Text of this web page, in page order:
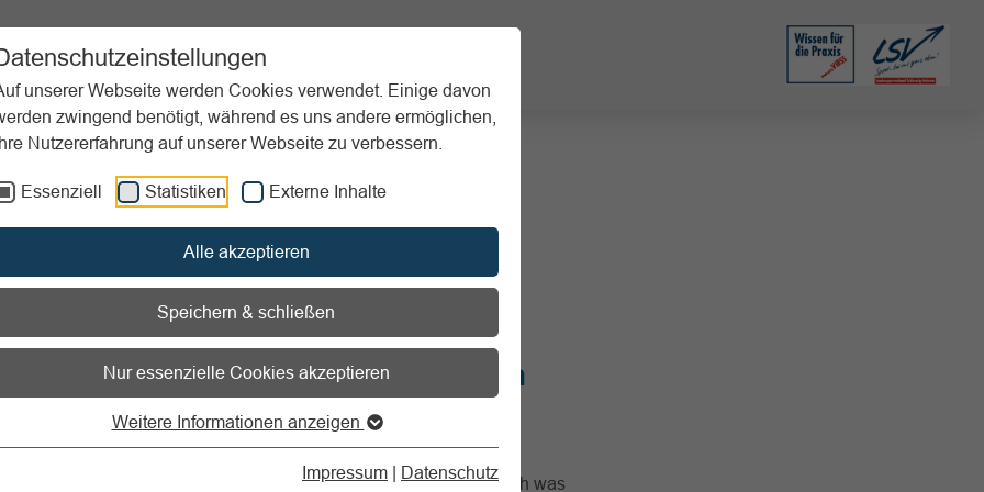
unserer Webseite werden Cookies verwendet. Einige davon
zwingend benötigt, während es uns andere ermöglichen,
Nutzererfahrung auf unserer Webseite zu verbessern.
Essenziell Statistiken Externe Inhalte
Alle akzeptieren
Speichern & schließen
Nur essenzielle Cookies akzeptieren
Weitere Informationen anzeigen
Impressum | Datenschutz
Sportpraxis Aktuelles
Vereins-Leitbild
zum Readspeaker öffnen
Leitbild
der Werte und strategischen
Vereins!
auch Sie schon einmal den Begriff Vereins-Leitbildgehört! Doch was